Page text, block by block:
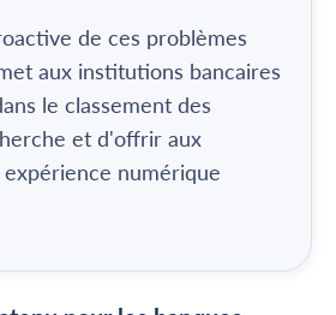
de ces problèmes
aux institutions bancaires
le classement des
et d'offrir aux
numérique